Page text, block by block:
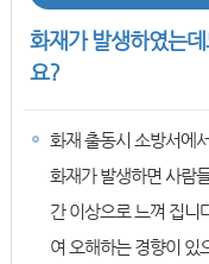
화재가 발생하였는
요?
화재 출동시 소방서에
화재가 발생하면 사람
간 이상으로 느껴 집니
여 오해하는 경향이 있